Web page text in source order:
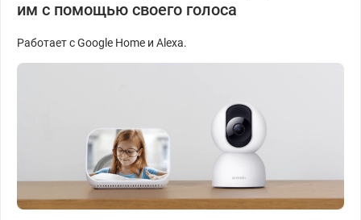
им с помощью своего голоса
Работает с Google Home и Alexa.